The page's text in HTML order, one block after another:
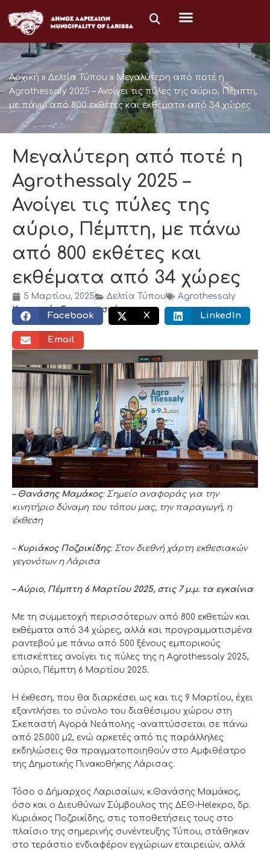
στο
περιεχόμενο
Αρχική » Δελτία Τύπου » Μεγαλύτερη από ποτέ η
Agrothessaly 2025 – Ανοίγει τις πύλες της αύριο, Πέμπτη,
με πάνω από 800 εκθέτες και εκθέματα από 34 χώρες
Μεγαλύτερη από ποτέ η
Agrothessaly 2025 –
Ανοίγει τις πύλες της
αύριο, Πέμπτη, με πάνω
από 800 εκθέτες και
εκθέματα από 34 χώρες
5 Μαρτίου, 2025 Δελτία Τύπου
Agrothessaly
Κοινωνικός διαμοιρασμός:
Facebook X LinkedIn
Email
– Θανάσης Μαμάκος: Σημείο αναφοράς για την
κινητήριο δύναμη του τόπου μας, την παραγωγή, η
έκθεση
– Κυριάκος Ποζρικίδης: Στον διεθνή χάρτη εκθεσιακών
γεγονότων η Λάρισα
– Αύριο, Πέμπτη 6 Μαρτίου 2025, στις 7 μ.μ. τα εγκαίνια
Με τη συμμετοχή περισσότερων από 800 εκθετών και
εκθέματα από 34 χώρες, αλλά και προγραμματισμένα
ραντεβού με πάνω από 500 ξένους εμπορικούς
επισκέπτες ανοίγει τις πύλες της η Agrothessaly 2025,
αύριο, Πέμπτη 6 Μαρτίου 2025.
Η έκθεση, που θα διαρκέσει ως και τις 9 Μαρτίου, έχει
εξαντλήσει το σύνολο του διαθέσιμου χώρου στη
Σκεπαστή Αγορά Νεάπολης -αναπτύσσεται σε πάνω
από 25.000 μ2, ενώ αρκετές από τις παράλληλες
εκδηλώσεις θα πραγματοποιηθούν στο Αμφιθέατρο
της Δημοτικής Πινακοθήκης Λάρισας.
Τόσο ο Δήμαρχος Λαρισαίων, κ.Θανάσης Μαμάκος,
όσο και ο Διευθύνων Σύμβουλος της ΔΕΘ-Helexpo, δρ.
Κυριάκος Ποζρικίδης, στις τοποθετήσεις τους στο
πλαίσιο της σημερινής συνέντευξης Τύπου, στάθηκαν
στο τεράστιο ενδιαφέρον εγχώριων εταιρειών, αλλά